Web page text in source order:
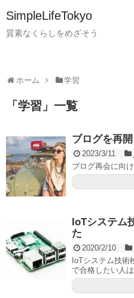
SimpleLifeTokyo
質素なくらしをめざそう
ホーム 学習
「 学習 」 一覧
ブログを再
2023/3/11
ブログ再会に向
IoTシステ
た
2020/2/10
IoTシステム技術
で合格したい人